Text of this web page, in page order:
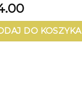
DO KOSZYKA